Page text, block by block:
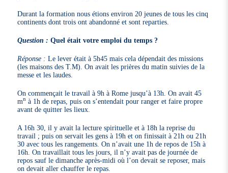
Durant la formation nous étions environ 20 jeunes de tous les cinq
continents dont trois ont abandonné et sont reparties.
Question : Quel était votre emploi du temps ?
Réponse : Le lever était à 5h45 mais cela dépendait des missions
(les maisons des T.M). On avait les prières du matin suivies de la
messe et les laudes.
On commençait le travail à 9h à Rome jusqu’à 13h. On avait 45
mn à 1h de repas, puis on s’entendait pour ranger et faire propre
avant de quitter les lieux.
A 16h 30, il y avait la lecture spirituelle et à 18h la reprise du
travail ; puis on servait les gens à 19h et on finissait à 21h ou 21h
30 avec tous les rangements. On n’avait une 1h de repos de 15h à
16h. On travaillait tous les jours, il n’y avait pas de journée de
repos sauf le dimanche après-midi où l’on devait se reposer, mais
on devait aller chauffer le repas.